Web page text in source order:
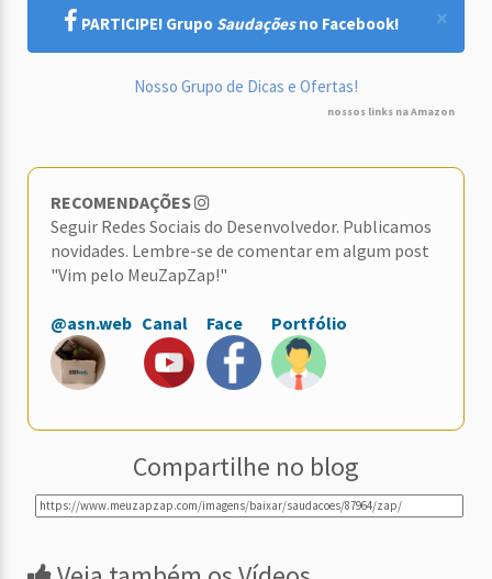
×
PARTICIPE! Grupo Saudaçõesno Facebook!
Nosso Grupo de Dicas e Ofertas!
nossos links na Amazon
RECOMENDAÇÕES
Seguir Redes Sociais do Desenvolvedor. Publicamos
novidades. Lembre-se de comentar em algum post
"Vim pelo MeuZapZap!"
@asn.web Canal Face Portfólio
Compartilhe no blog